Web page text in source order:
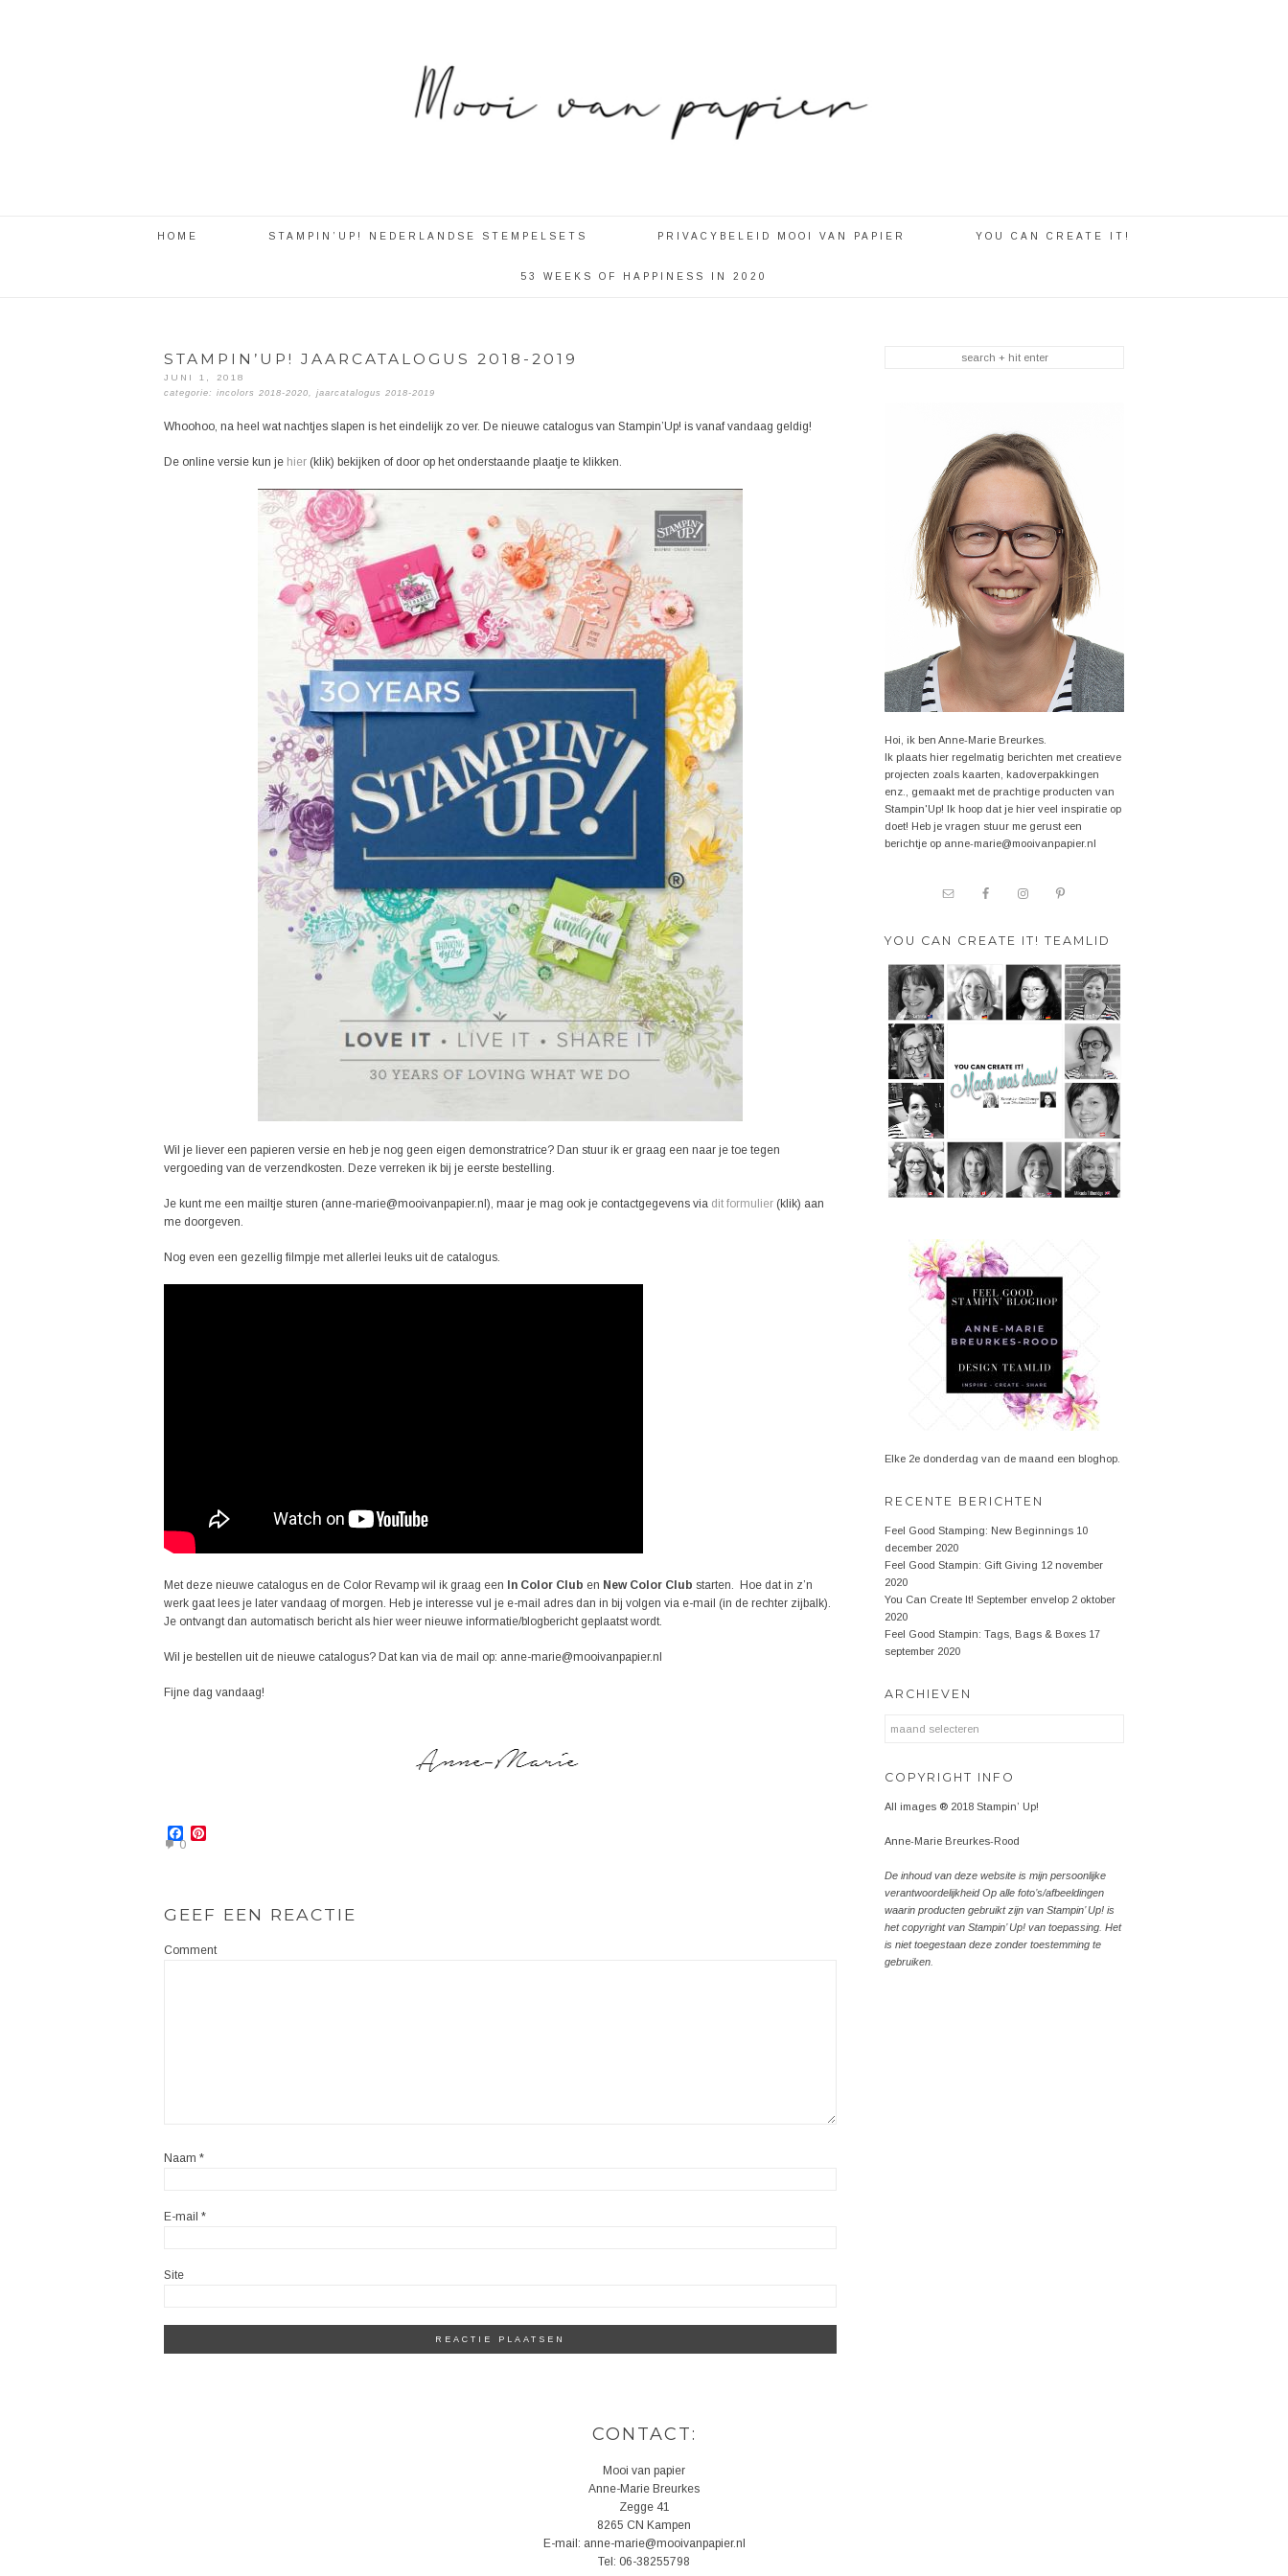
HOME STAMPIN’UP! NEDERLANDSE STEMPELSETS PRIVACYBELEID MOOI VAN PAPIER YOU CAN CREATE IT!
53 WEEKS OF HAPPINESS IN 2020
STAMPIN’UP! JAARCATALOGUS 2018-2019
JUNI 1, 2018
categorie: incolors 2018-2020, jaarcatalogus 2018-2019
Whoohoo, na heel wat nachtjes slapen is het eindelijk zo ver. De nieuwe catalogus van Stampin’Up! is vanaf vandaag geldig!
De online versie kun je hier(klik) bekijken of door op het onderstaande plaatje te klikken.
Wil je liever een papieren versie en heb je nog geen eigen demonstratrice? Dan stuur ik er graag een naar je toe tegen
vergoeding van de verzendkosten. Deze verreken ik bij je eerste bestelling.
Je kunt me een mailtje sturen (anne-marie@mooivanpapier.nl), maar je mag ook je contactgegevens via dit formulier(klik) aan
me doorgeven.
Nog even een gezellig filmpje met allerlei leuks uit de catalogus.
Met deze nieuwe catalogus en de Color Revamp wil ik graag een In Color Club en New Color Club starten. Hoe dat in z’n
werk gaat lees je later vandaag of morgen. Heb je interesse vul je e-mail adres dan in bij volgen via e-mail (in de rechter zijbalk).
Je ontvangt dan automatisch bericht als hier weer nieuwe informatie/blogbericht geplaatst wordt.
Wil je bestellen uit de nieuwe catalogus? Dat kan via de mail op: anne-marie@mooivanpapier.nl
Fijne dag vandaag!
Facebook
Pinterest
0
GEEF EEN REACTIE
Comment
Naam *
E-mail *
Site
Hoi, ik ben Anne-Marie Breurkes.
Ik plaats hier regelmatig berichten met creatieve
projecten zoals kaarten, kadoverpakkingen
enz., gemaakt met de prachtige producten van
Stampin'Up! Ik hoop dat je hier veel inspiratie op
doet! Heb je vragen stuur me gerust een
berichtje op anne-marie@mooivanpapier.nl
YOU CAN CREATE IT! TEAMLID
Elke 2e donderdag van de maand een bloghop.
RECENTE BERICHTEN
Feel Good Stamping: New Beginnings 10
december 2020
Feel Good Stampin: Gift Giving 12 november
2020
You Can Create It! September envelop 2 oktober
2020
Feel Good Stampin: Tags, Bags & Boxes 17
september 2020
ARCHIEVEN
COPYRIGHT INFO
All images ® 2018 Stampin’ Up!
Anne-Marie Breurkes-Rood
De inhoud van deze website is mijn persoonlijke
verantwoordelijkheid Op alle foto’s/afbeeldingen
waarin producten gebruikt zijn van Stampin’ Up! is
het copyright van Stampin’ Up! van toepassing. Het
is niet toegestaan deze zonder toestemming te
gebruiken.
CONTACT:
Mooi van papier
Anne-Marie Breurkes
Zegge 41
8265 CN Kampen
E-mail: anne-marie@mooivanpapier.nl
Tel: 06-38255798